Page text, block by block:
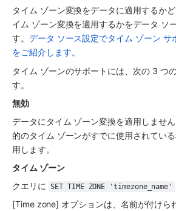
タイム ゾーン変換をデータに適用するか
イム ゾーン変換を適用するかをデータ ソ
す。 データ ソース設定でタイム ゾーン サ
をご紹介します。
タイム ゾーンのサポートには、次の 3 つ
す。
無効
データにタイム ゾーン変換を適用しませ
的のタイム ゾーンがすでに使用されてい
用します。
タイム ゾーン
クエリに
SET TIME ZONE 'timezone_name'
[Time zone] オプションは、名前が付けら